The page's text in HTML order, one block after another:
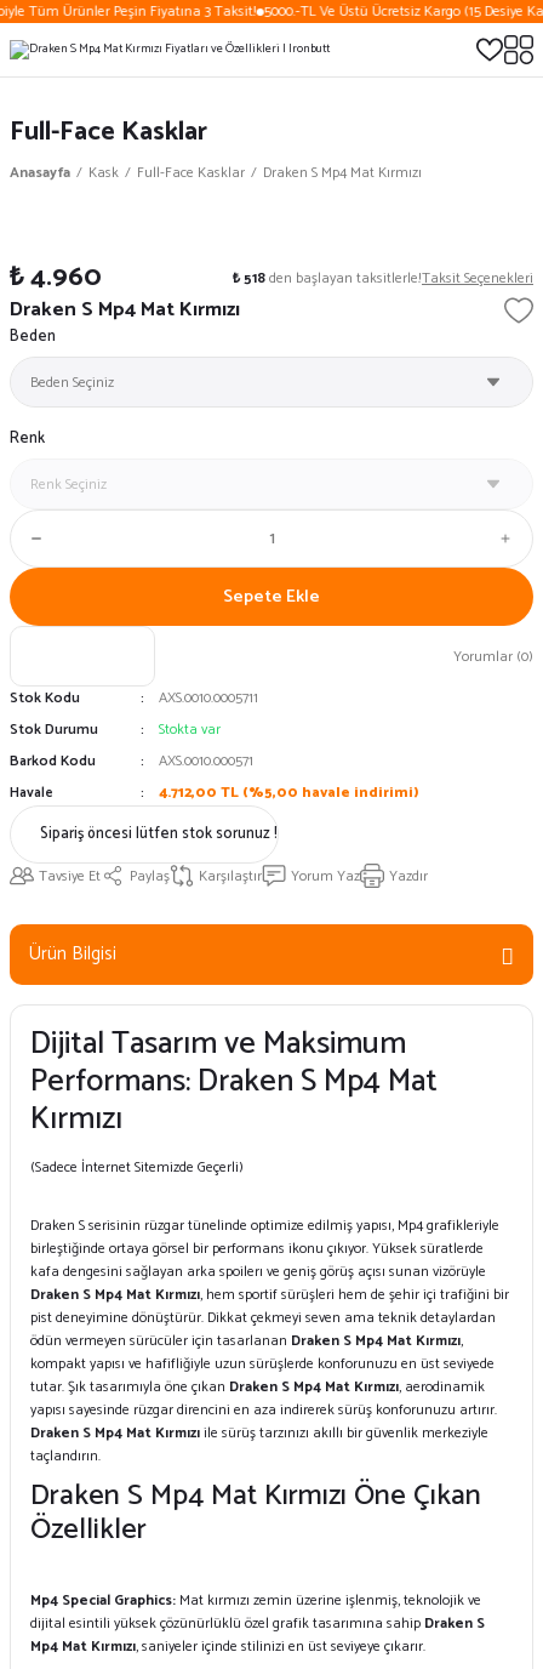
Tüm Ürünler Peşin Fiyatına 3 Taksit! 5000.-TL Ve Üstü Ücretsiz Kargo (15 Desiye
Full-Face Kasklar
Anasayfa Kask Full-Face Kasklar Draken S Mp4 Mat Kırmızı
Yorumlar (0)
Draken S Mp4 Mat Kırmızı
₺ 4.960 ₺ 518den başlayan taksitlerle!Taksit Seçenekleri
Stok Kodu
AXS.0010.0005711
Stok Durumu
Stokta var
Barkod Kodu
AXS.0010.000571
Havale
4.712,00 TL (%5,00 havale indirimi)
Beden
Renk
Sepete Ekle
Sipariş öncesi lütfen stok sorunuz !
Tavsiye Et Paylaş Karşılaştır Yorum Yaz Yazdır
Ürün Bilgisi
Dijital Tasarım ve Maksimum
Performans: Draken S Mp4 Mat
Kırmızı
(Sadece İnternet Sitemizde Geçerli)
Draken S serisinin rüzgar tünelinde optimize edilmiş yapısı, Mp4 grafikleriyle
birleştiğinde ortaya görsel bir performans ikonu çıkıyor. Yüksek süratlerde
kafa dengesini sağlayan arka spoilerı ve geniş görüş açısı sunan vizörüyle
Draken S Mp4 Mat Kırmızı, hem sportif sürüşleri hem de şehir içi trafiğini bir
pist deneyimine dönüştürür. Dikkat çekmeyi seven ama teknik detaylardan
ödün vermeyen sürücüler için tasarlanan Draken S Mp4 Mat Kırmızı,
kompakt yapısı ve hafifliğiyle uzun sürüşlerde konforunuzu en üst seviyede
tutar. Şık tasarımıyla öne çıkan Draken S Mp4 Mat Kırmızı, aerodinamik
yapısı sayesinde rüzgar direncini en aza indirerek sürüş konforunuzu artırır.
Draken S Mp4 Mat Kırmızıile sürüş tarzınızı akıllı bir güvenlik merkeziyle
taçlandırın.
Draken S Mp4 Mat Kırmızı Öne Çıkan
Özellikler
Mp4 Special Graphics: Mat kırmızı zemin üzerine işlenmiş, teknolojik ve
dijital esintili yüksek çözünürlüklü özel grafik tasarımına sahip Draken S
Mp4 Mat Kırmızı, saniyeler içinde stilinizi en üst seviyeye çıkarır.